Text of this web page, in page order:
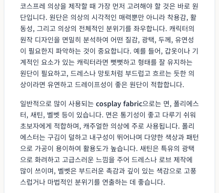
코스프레 의상을 제작할 때 가장 먼저 고려해야 할 것은 바로 원
단입니다. 원단은 의상의 시각적인 매력뿐만 아니라 착용감, 활
동성, 그리고 의상의 전체적인 분위기를 좌우합니다. 캐릭터의
원작 디자인을 면밀히 분석하여 어떤 질감, 광택, 두께, 유연성
이 필요한지 파악하는 것이 중요합니다. 예를 들어, 갑옷이나 기
계적인 요소가 있는 캐릭터라면 뻣뻣하고 형태를 잘 유지하는
원단이 필요하고, 드레스나 망토처럼 부드럽고 흐르는 듯한 의
상이라면 유연하고 드레이프성이 좋은 원단이 적합합니다.
일반적으로 많이 사용되는 cosplay fabric으로는 면, 폴리에스
터, 새틴, 벨벳 등이 있습니다. 면은 통기성이 좋고 다루기 쉬워
초보자에게 적합하며, 캐주얼한 의상에 주로 사용됩니다. 폴리
에스터는 구김이 덜하고 내구성이 뛰어나며 다양한 색상과 패턴
으로 가공이 용이하여 활용도가 높습니다. 새틴은 특유의 광택
으로 화려하고 고급스러운 느낌을 주어 드레스나 로브 제작에
많이 쓰이며, 벨벳은 부드러운 촉감과 깊이 있는 색감으로 고풍
스럽거나 마법적인 분위기를 연출하는 데 좋습니다.